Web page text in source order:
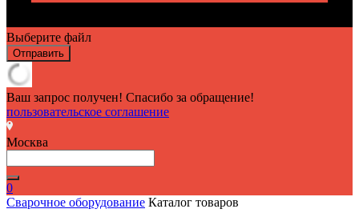
Выберите файл
Отправить
Ваш запрос получен! Спасибо за обращение!
пользовательское соглашение
Москва
0
Сварочное оборудование Каталог товаров